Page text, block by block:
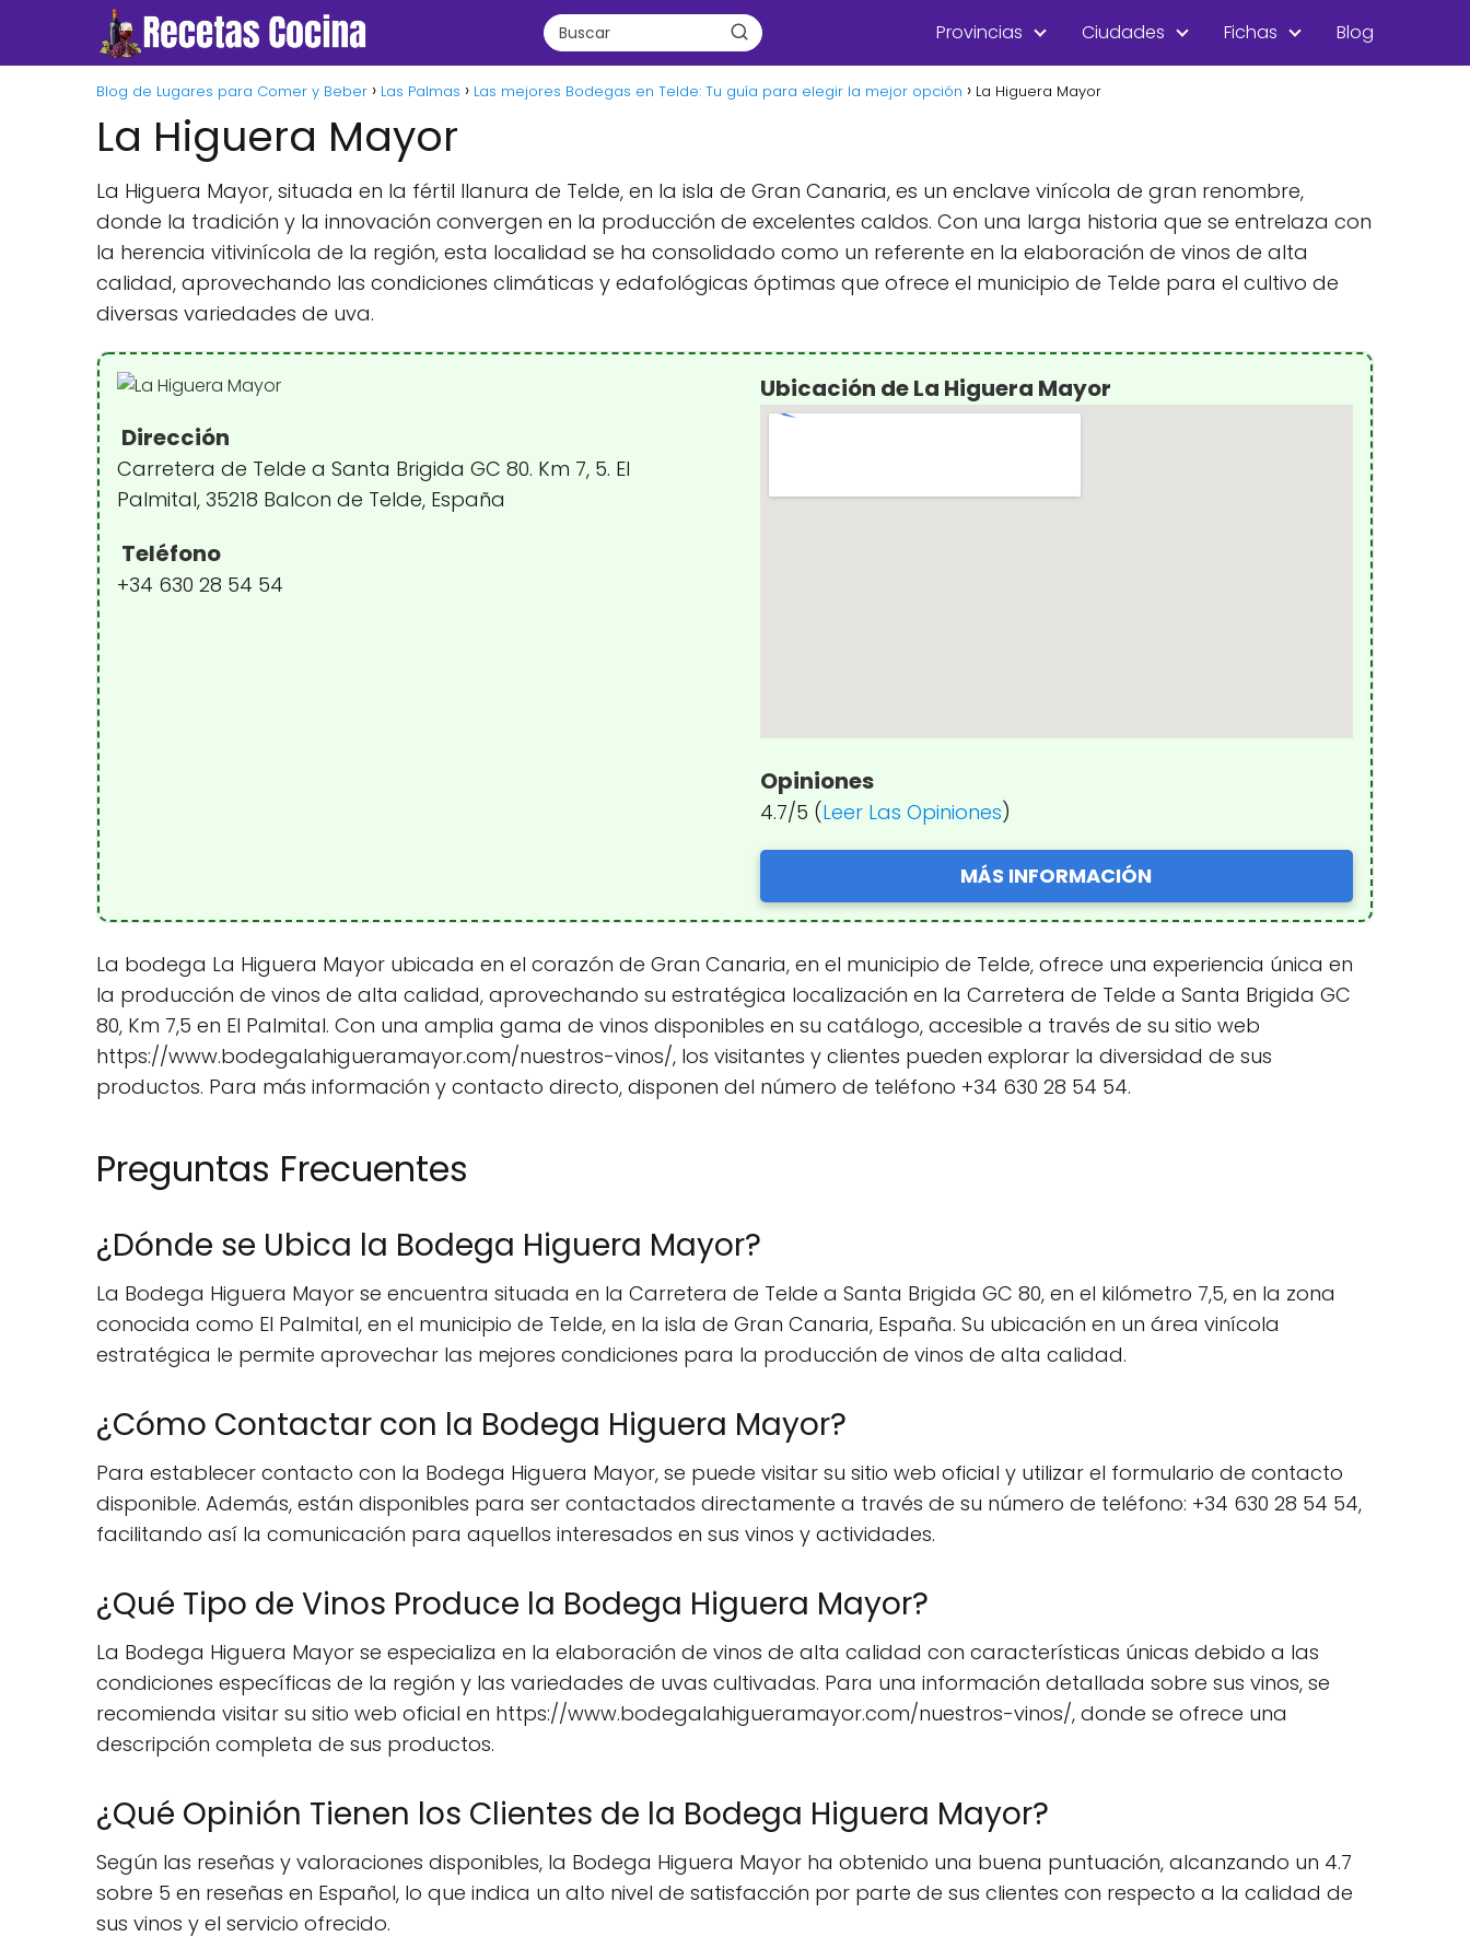
Provincias Ciudades Fichas Blog
Blog de Lugares para Comer y Beber Las Palmas Las mejores Bodegas en Telde: Tu guía para elegir la mejor opción La Higuera Mayor
La Higuera Mayor
La Higuera Mayor, situada en la fértil llanura de Telde, en la isla de Gran Canaria, es un enclave vinícola de gran renombre,
donde la tradición y la innovación convergen en la producción de excelentes caldos. Con una larga historia que se entrelaza con
la herencia vitivinícola de la región, esta localidad se ha consolidado como un referente en la elaboración de vinos de alta
calidad, aprovechando las condiciones climáticas y edafológicas óptimas que ofrece el municipio de Telde para el cultivo de
diversas variedades de uva.
Dirección
Carretera de Telde a Santa Brigida GC 80. Km 7, 5. El
Palmital, 35218 Balcon de Telde, España
Teléfono
+34 630 28 54 54
Ubicación de La Higuera Mayor
Opiniones
4.7/5 (Leer Las Opiniones)
MÁS INFORMACIÓN
La bodega La Higuera Mayor ubicada en el corazón de Gran Canaria, en el municipio de Telde, ofrece una experiencia única en
la producción de vinos de alta calidad, aprovechando su estratégica localización en la Carretera de Telde a Santa Brigida GC
80, Km 7,5 en El Palmital. Con una amplia gama de vinos disponibles en su catálogo, accesible a través de su sitio web
https://www.bodegalahigueramayor.com/nuestros-vinos/, los visitantes y clientes pueden explorar la diversidad de sus
productos. Para más información y contacto directo, disponen del número de teléfono +34 630 28 54 54.
Preguntas Frecuentes
¿Dónde se Ubica la Bodega Higuera Mayor?
La Bodega Higuera Mayor se encuentra situada en la Carretera de Telde a Santa Brigida GC 80, en el kilómetro 7,5, en la zona
conocida como El Palmital, en el municipio de Telde, en la isla de Gran Canaria, España. Su ubicación en un área vinícola
estratégica le permite aprovechar las mejores condiciones para la producción de vinos de alta calidad.
¿Cómo Contactar con la Bodega Higuera Mayor?
Para establecer contacto con la Bodega Higuera Mayor, se puede visitar su sitio web oficial y utilizar el formulario de contacto
disponible. Además, están disponibles para ser contactados directamente a través de su número de teléfono: +34 630 28 54 54,
facilitando así la comunicación para aquellos interesados en sus vinos y actividades.
¿Qué Tipo de Vinos Produce la Bodega Higuera Mayor?
La Bodega Higuera Mayor se especializa en la elaboración de vinos de alta calidad con características únicas debido a las
condiciones específicas de la región y las variedades de uvas cultivadas. Para una información detallada sobre sus vinos, se
recomienda visitar su sitio web oficial en https://www.bodegalahigueramayor.com/nuestros-vinos/, donde se ofrece una
descripción completa de sus productos.
¿Qué Opinión Tienen los Clientes de la Bodega Higuera Mayor?
Según las reseñas y valoraciones disponibles, la Bodega Higuera Mayor ha obtenido una buena puntuación, alcanzando un 4.7
sobre 5 en reseñas en Español, lo que indica un alto nivel de satisfacción por parte de sus clientes con respecto a la calidad de
sus vinos y el servicio ofrecido.